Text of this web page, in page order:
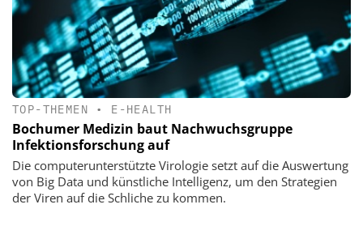
TOP-THEMEN • E-HEALTH
Bochumer Medizin baut Nachwuchsgruppe
Infektionsforschung auf
Die computerunterstützte Virologie setzt auf die Auswertung
von Big Data und künstliche Intelligenz, um den Strategien
der Viren auf die Schliche zu kommen.